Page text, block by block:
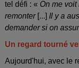
tel défi : « On me
remonter[...] Il y a
demander si on
Un regard tourné
Aujourd'hui, avec le